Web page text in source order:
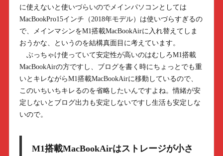
に使えないと使いづらいのでメインパソコンとしては
MacBookPro15インチ（2018年モデル）は使いづらすぎるの
で、メインマシンをM1搭載MacBookAirに入れ替えてしま
おうかな、というのを結構真面目に考えています。
ぶっちゃけ使っていて安定性が高いのはむしろM1搭載
MacBookAirの方ですし、ブログを書く時にちょっとでも重
いとキレながらM1搭載MacBookAirに移動しているので、
このいちいちキレるのを省略したいんですよね。情緒が安
定しないとブログ出力も安定しないですし生活も安定しな
いので。
M1搭載MacBookAirはストレージが小さ